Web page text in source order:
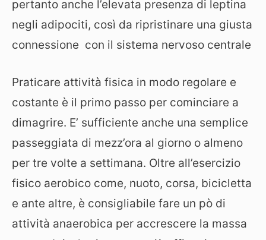
pertanto anche l’elevata presenza di leptina
negli adipociti, così da ripristinare una giusta
connessione con il sistema nervoso centrale
Praticare attività fisica in modo regolare e
costante è il primo passo per cominciare a
dimagrire. E’ sufficiente anche una semplice
passeggiata di mezz’ora al giorno o almeno
per tre volte a settimana. Oltre all’esercizio
fisico aerobico come, nuoto, corsa, bicicletta
e ante altre, è consigliabile fare un pò di
attività anaerobica per accrescere la massa